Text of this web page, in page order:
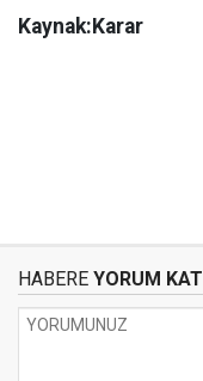
Kaynak:Karar
HABERE YORUM KAT